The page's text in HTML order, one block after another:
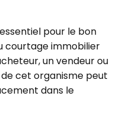
pour le bon
courtage immobilier
un vendeur ou
cet organisme peut
dans le